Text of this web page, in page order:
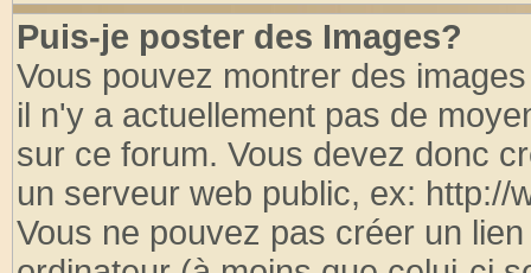
Puis-je poster des Images?
Vous pouvez montrer des
il n'y a actuellement pas de
sur ce forum. Vous devez donc
un serveur web public, ex: http://
Vous ne pouvez pas créer un